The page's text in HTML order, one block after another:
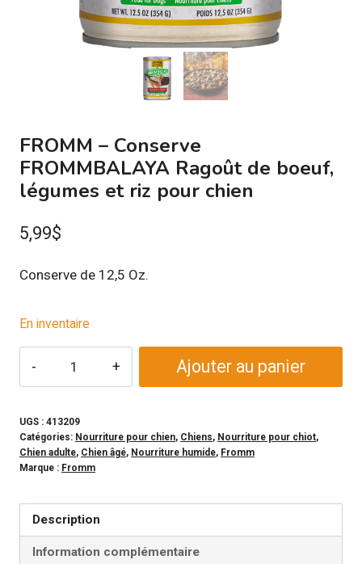
FROMM – Conserve
FROMMBALAYA Ragoût de boeuf,
légumes et riz pour chien
5,99$
Conserve de 12,5 Oz.
En inventaire
-
Conserve
FROMMBALAYA
de
légumes
Ajouter au panier
UGS : 413209
Catégories: Nourriture pour chien, Chiens, Nourriture pour chiot,
Chien adulte, Chien âgé, Nourriture humide, Fromm
Marque : Fromm
Description
Information complémentaire